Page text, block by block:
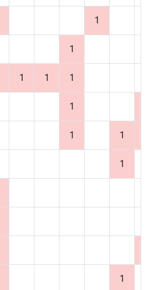
1
1
1 1 1
1
1 1
1
1